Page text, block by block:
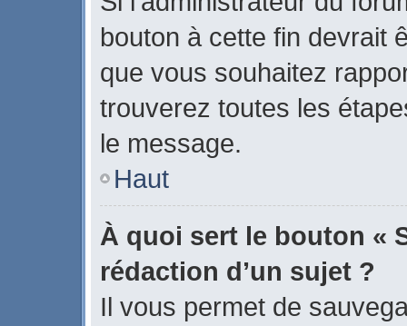
bouton à cette fin devrait
que vous souhaitez
trouverez toutes les
le message.
Haut
À quoi sert le bouton «
rédaction d’un sujet ?
Il vous permet de